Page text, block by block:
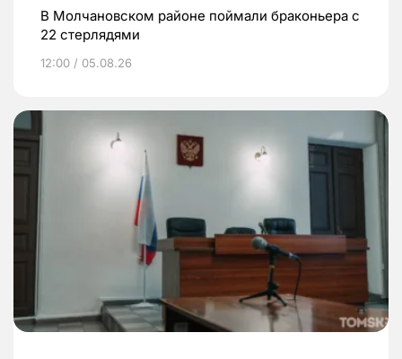
В Молчановском районе поймали браконьера с
22 стерлядями
12:00 / 05.08.26